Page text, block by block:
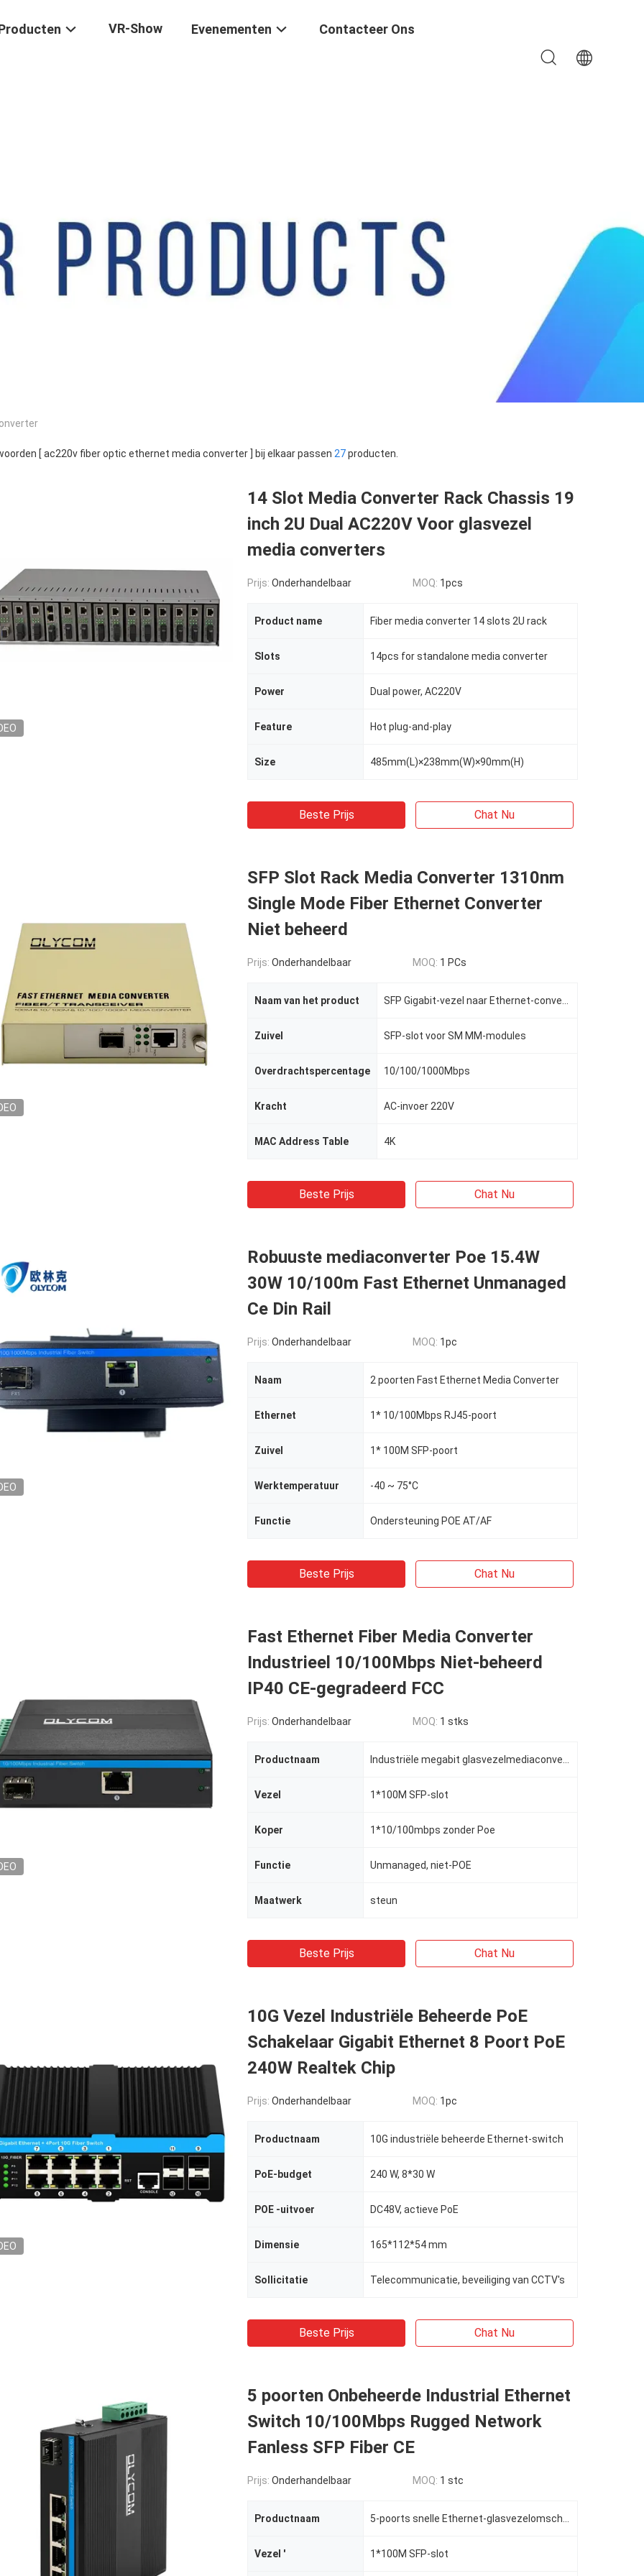
VR-Show Evenementen Contacteer Ons
[ ac220v fiber optic ethernet media converter ] bij elkaar passen 27producten.
14 Slot Media Converter Rack Chassis 19
inch 2U Dual AC220V Voor glasvezel
media converters
Prijs: Onderhandelbaar MOQ: 1pcs
Product name Fiber media converter 14 slots 2U rack
Slots 14pcs for standalone media converter
Power Dual power, AC220V
Feature Hot plug-and-play
Size 485mm(L)×238mm(W)×90mm(H)
Beste Prijs Chat Nu
SFP Slot Rack Media Converter 1310nm
Single Mode Fiber Ethernet Converter
Niet beheerd
Prijs: Onderhandelbaar MOQ: 1 PCs
Naam van het product
Zuivel SFP-slot voor SM MM-modules
Overdrachtspercentage 10/100/1000Mbps
Kracht AC-invoer 220V
MAC Address Table 4K
Beste Prijs Chat Nu
Robuuste mediaconverter Poe 15.4W
30W 10/100m Fast Ethernet Unmanaged
Ce Din Rail
Prijs: Onderhandelbaar MOQ: 1pc
Naam 2 poorten Fast Ethernet Media Converter
Ethernet 1* 10/100Mbps RJ45-poort
Zuivel 1* 100M SFP-poort
Werktemperatuur -40 ~ 75°C
Functie Ondersteuning POE AT/AF
Beste Prijs Chat Nu
Fast Ethernet Fiber Media Converter
Industrieel 10/100Mbps Niet-beheerd
IP40 CE-gegradeerd FCC
Prijs: Onderhandelbaar MOQ: 1 stks
Productnaam
Vezel 1*100M SFP-slot
Koper 1*10/100mbps zonder Poe
Functie Unmanaged, niet-POE
Maatwerk steun
Beste Prijs Chat Nu
10G Vezel Industriële Beheerde PoE
Schakelaar Gigabit Ethernet 8 Poort PoE
240W Realtek Chip
Prijs: Onderhandelbaar MOQ: 1pc
Productnaam 10G industriële beheerde Ethernet-switch
PoE-budget 240 W, 8*30 W
POE -uitvoer DC48V, actieve PoE
Dimensie 165*112*54 mm
Sollicitatie Telecommunicatie, beveiliging van CCTV's
Beste Prijs Chat Nu
5 poorten Onbeheerde Industrial Ethernet
Switch 10/100Mbps Rugged Network
Fanless SFP Fiber CE
Prijs: Onderhandelbaar MOQ: 1 stc
Productnaam
Vezel ' 1*100M SFP-slot